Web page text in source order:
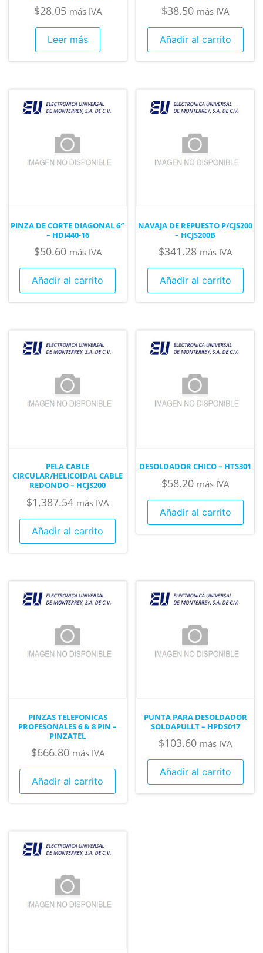
$28.05 más IVA
Leer más
$38.50 más IVA
Añadir al carrito
PINZA DE CORTE DIAGONAL 6″
– HDI440-16
$50.60 más IVA
Añadir al carrito
NAVAJA DE REPUESTO P/CJS200
– HCJS200B
$341.28 más IVA
Añadir al carrito
PELA CABLE
CIRCULAR/HELICOIDAL CABLE
REDONDO – HCJS200
$1,387.54 más IVA
Añadir al carrito
DESOLDADOR CHICO – HTS301
$58.20 más IVA
Añadir al carrito
PINZAS TELEFONICAS
PROFESONALES 6 & 8 PIN –
PINZATEL
$666.80 más IVA
Añadir al carrito
PUNTA PARA DESOLDADOR
SOLDAPULLT – HPDS017
$103.60 más IVA
Añadir al carrito